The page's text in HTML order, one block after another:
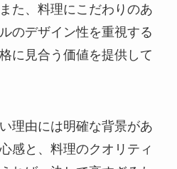
た、料理にこだわりのあ
のデザイン性を重視する
に見合う価値を提供して
理由には明確な背景があ
感と、料理のクオリティ